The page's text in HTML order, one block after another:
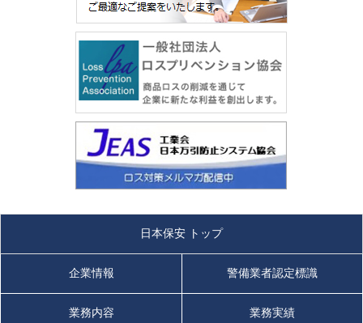
日本保安 トップ
企業情報 警備業者認定標識
業務内容 業務実績